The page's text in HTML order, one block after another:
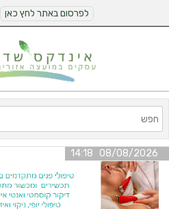
לפרסום באתר לחץ כאן
08/08/2026 14:18